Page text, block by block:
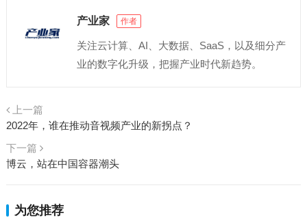
产业家 作者
关注云计算、AI、大数据、SaaS，以及细分产
业的数字化升级，把握产业时代新趋势。
上一篇
2022年，谁在推动音视频产业的新拐点？
下一篇
博云，站在中国容器潮头
为您推荐